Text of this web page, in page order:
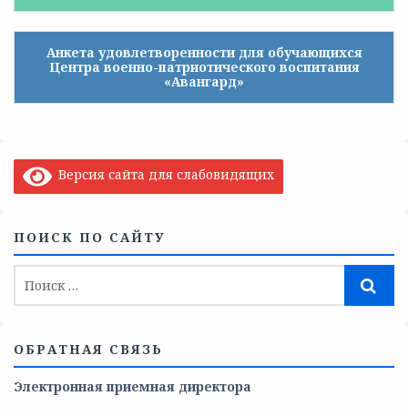
Анкета удовлетворенности для обучающихся
Центра военно-патриотического воспитания
«Авангард»
Версия сайта для слабовидящих
ПОИСК ПО САЙТУ
ОБРАТНАЯ СВЯЗЬ
Электронная приемная директора